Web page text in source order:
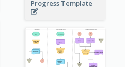
Progress Template